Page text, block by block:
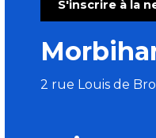
S'inscrire à la
2 rue Louis de